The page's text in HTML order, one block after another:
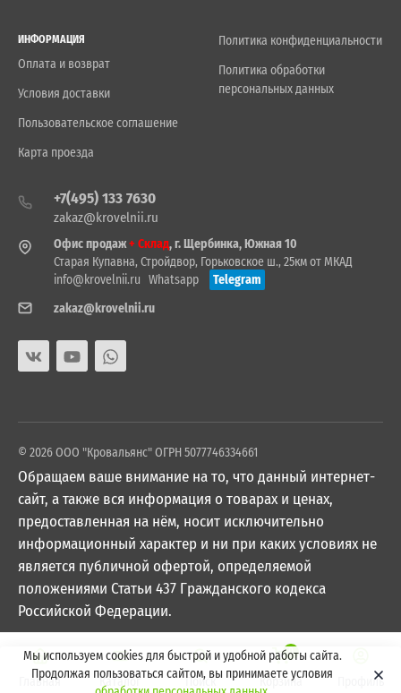
ИНФОРМАЦИЯ
Оплата и возврат
Условия доставки
Пользовательское соглашение
Карта проезда
Политика конфиденциальности
Политика обработки
персональных данных
+7(495) 133 7630
zakaz@krovelnii.ru
Офис продаж+ Склад, г. Щербинка, Южная 10
Старая Купавна, Стройдвор, Горьковское ш., 25км от МКАД
info@krovelnii.ru Whatsapp
Telegram
zakaz@krovelnii.ru
© 2026 ООО "Кровальянс" ОГРН 5077746334661
Обращаем ваше внимание на то, что данный интернет-
сайт, а также вся информация о товарах и ценах,
предоставленная на нём, носит исключительно
информационный характер и ни при каких условиях не
является публичной офертой, определяемой
положениями Статьи 437 Гражданского кодекса
Российской Федерации.
Мы используем cookies для быстрой и удобной работы сайта.
Продолжая пользоваться сайтом, вы принимаете условия
Главная Каталог Поиск
0
Корзина Профиль